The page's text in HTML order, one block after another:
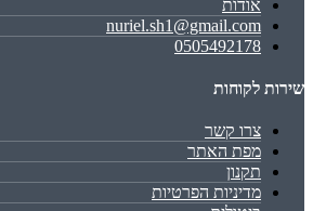
אודות
nuriel.sh1@gmail.com
0505492178
שירות לקוחות
צרו קשר
מפת האתר
תקנון
מדיניות הפרטיות